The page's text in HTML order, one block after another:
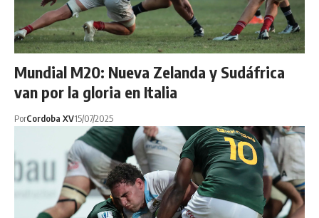
Mundial M20: Nueva Zelanda y Sudáfrica
van por la gloria en Italia
PorCordoba XV15/07/2025